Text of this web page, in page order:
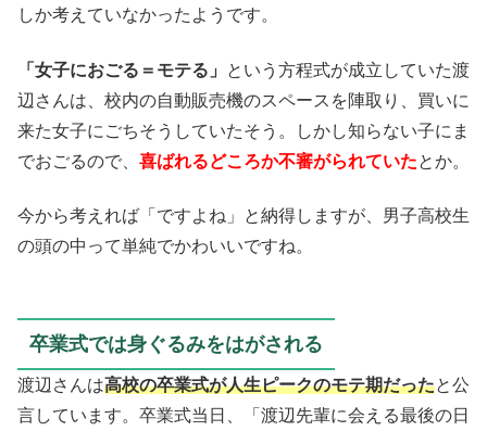
しか考えていなかったようです。
「女子におごる＝モテる」
という方程式が成立していた渡
辺さんは、校内の自動販売機のスペースを陣取り、買いに
来た女子にごちそうしていたそう。しかし知らない子にま
でおごるので、 喜ばれるどころか不審がられていたとか。
今から考えれば「ですよね」と納得しますが、男子高校生
の頭の中って単純でかわいいですね。
卒業式では身ぐるみをはがされる
渡辺さんは高校の卒業式が人生ピークのモテ期だったと公
言しています。卒業式当日、「渡辺先輩に会える最後の日